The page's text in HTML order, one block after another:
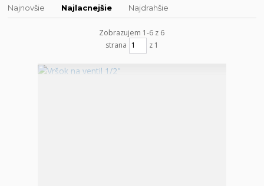
Najnovšie Najlacnejšie Najdrahšie
Zobrazujem 1-6 z 6
strana
z 1